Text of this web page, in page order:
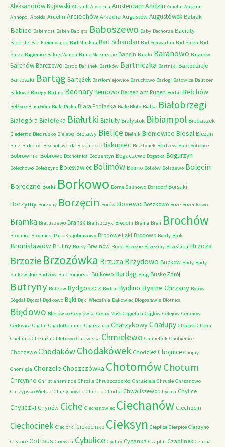
Aleksandrów Kujawski Altranft Alwernia Amsterdam Andzin Anielin Anklam
Annopol Apolda Arcelin Arciechów Arkadia Augustów Augustówek Babiak
Babice Babimost Babin Babięta Baboszewo Baby Bachorze Baciuty
Baderitz Bad Freienwalde Bad Muskau Bad Schandau Bad Schwartau Bad Sulza Bad
Sulze Bagienice Bakus Wanda Banie Mazurskie Bansin Baraki Baranowo Baranów
BarchówBarczewo Bardo Barlinek Bartków Bartniczka Bartniki Bartodzieje
Bartoszki Bartąg Bartążek Bartłomiejowice Baruchowo Barłogi Batowice Bautzen
Bałdowo Becejły Bedlno BednaryBemowo Bergen am Rugen Berlin Bełchów
Bełżyce Biała Góra Biała Piska Biała Podlaska Białe Błoto Białka Białobrzegi
Białogóra Białołęka Białutki Białuty Białystok Bibiampol Biedaszek
Biederitz Biedrusko Bielawa Bielawy Bielice Bielnik Bieniewice Biesal Bieżuń
Binz Birkerod Bischofswerda Biskupice Biskupiec Bisztynek Bledzew Bnin Bobolice
Bobrowniki Bobrowo Bochotnica Bodzentyn Bogaczewo Bogatka Bogurzyn
Bolechowo Boleszyno Bolesławiec Bolimów Bolino Bolków Bolszewo Bolęcin
Boreczno Borki Borkowo Borne Sulinowo Borsdorf Borsuki
Borzymy Borzyny Borzęcin Borów Bosewo Boszkowo Boże Bożenkowo
Bramka Bratuszewo Brańsk Brańszczyk Breddin Brema Breń Brochów
Brodnica Brodnicki Park Krajobrazowy Brodowe Łąki Brodowo Brody Brok
Bronisławów Bruliny Brusy Brwinów Bryki Brzezie Brzeziny Brzeźnica Brzoza
Brzozie Brzozówka Brzuza Brzydowo Buckow Budy Budy
Sulkowskie Budzów Buk Pomorski Bulkowo Burdąg Burg Busko Zdrój
Butryny Butzow Bydgoszcz Bydlin Bydlino Bystre Chrzany Bytów
Bógdał Bączal Bądkowo Bąki Bąki Wieczfnia Bąkowiec Błogosławie Błotnica
Błędowo Błędówko Cecylówka Cedry Małe Cegielnia Cegłów Celejów Ceranów
Cerkwica Chalin Charlottenlund Charsznica CharzykowyChałupy Chechło Chełm
Chełmno Chełmża Chlebowo Chlewiska Chmielewo Chmielnik Chobienice
Choczewo ChodakówChodakówek Chodzież Chojnice Chojny
Chomiąża Chorzele Choszczówka ChotomówChotum
Chrcynno Christiansminde Chrośle Chruszczobród Chruściele Chruśle Chrzanowo
Chrzypsko Wielkie Chrząchówek Chudek Chudki Chwaliszewo Chycina Chylice
Chyliczki Chynów Ciche Ciechanowiec Ciechanów Ciechocin
Ciechocinek Cieciórki Ciekocinko Cieksyn Cieplice Cierpice Cieszyno
Cigacice Cottbus Criewen Cybulice Cychry Cyganka Czaplin Czaplinek Czarna